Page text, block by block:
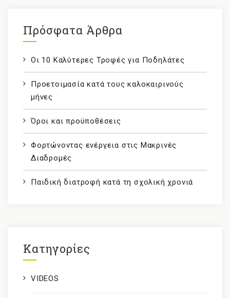
Πρόσφατα Άρθρα
Οι 10 Καλύτερες Τροφές για Ποδηλάτες
Προετοιμασία κατά τους καλοκαιρινούς
μήνες
Όροι και προϋποθέσεις
Φορτώνοντας ενέργεια στις Μακρινές
Διαδρομές
Παιδική διατροφή κατά τη σχολική χρονιά
Kατηγορίες
VIDEOS